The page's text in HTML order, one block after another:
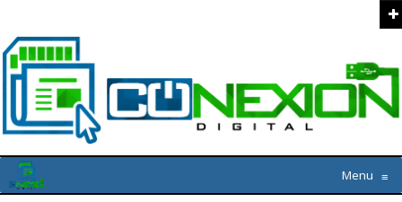
Menu ≡